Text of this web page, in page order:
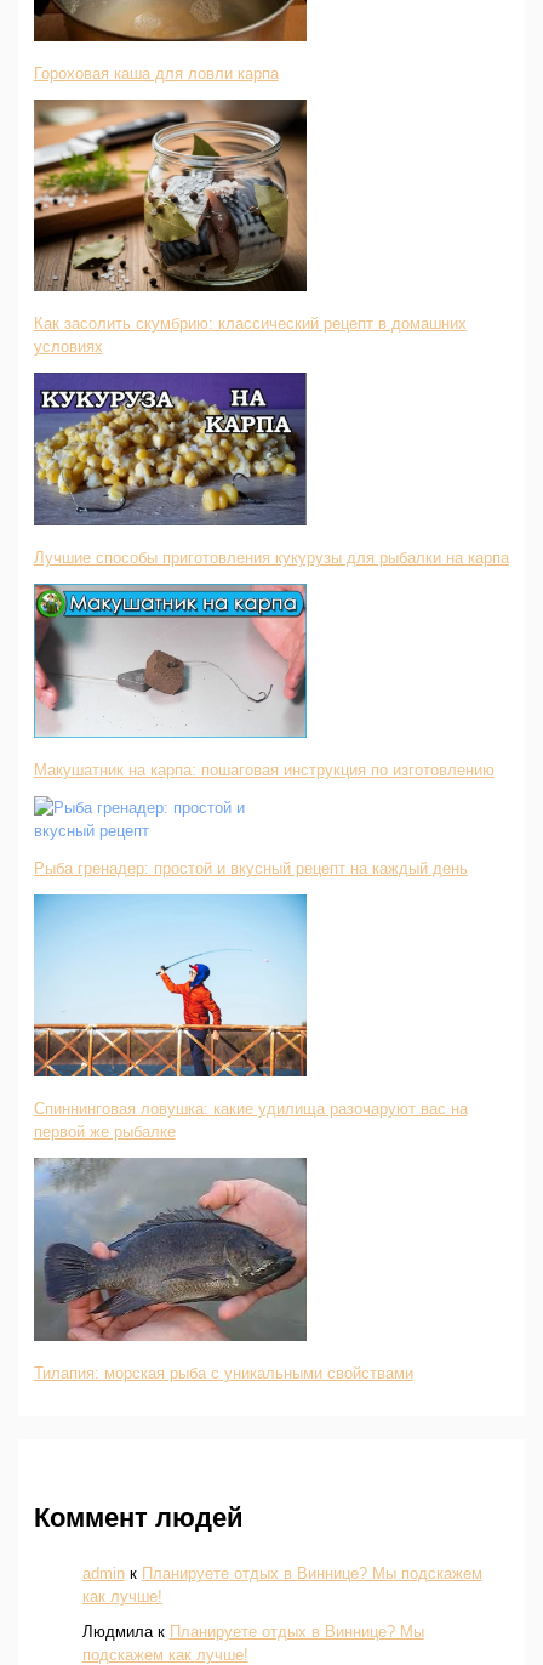
Гороховая каша для ловли карпа
Как засолить скумбрию: классический рецепт в домашних
условиях
Лучшие способы приготовления кукурузы для рыбалки на карпа
Макушатник на карпа: пошаговая инструкция по изготовлению
Рыба гренадер: простой и вкусный рецепт на каждый день
Спиннинговая ловушка: какие удилища разочаруют вас на
первой же рыбалке
Тилапия: морская рыба с уникальными свойствами
Коммент людей
adminк Планируете отдых в Виннице? Мы подскажем
как лучше!
Людмилак Планируете отдых в Виннице? Мы
подскажем как лучше!